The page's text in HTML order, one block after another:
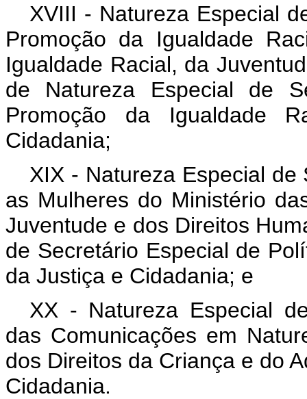
XVIII - Natureza Especial
Promoção da Igualdade
Igualdade Racial, da
de Natureza Especial de
Promoção da Igualdade
Cidadania;
XIX - Natureza Especial
as Mulheres do Ministério
Juventude e dos Direitos
de Secretário Especial de
da Justiça e Cidadania; e
XX - Natureza Especial
das Comunicações em
dos Direitos da Criança e do
Cidadania.